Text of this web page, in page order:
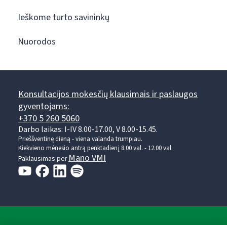
Ieškome turto savininkų
Nuorodos
Konsultacijos mokesčių klausimais ir paslaugos
gyventojams:
+370 5 260 5060
Darbo laikas: I-IV 8.00-17.00, V 8.00-15.45.
Prieššventinę dieną - viena valanda trumpiau.
Kiekvieno mėnesio antrą penktadienį 8.00 val. - 12.00 val.
Paklausimas per Mano VMI